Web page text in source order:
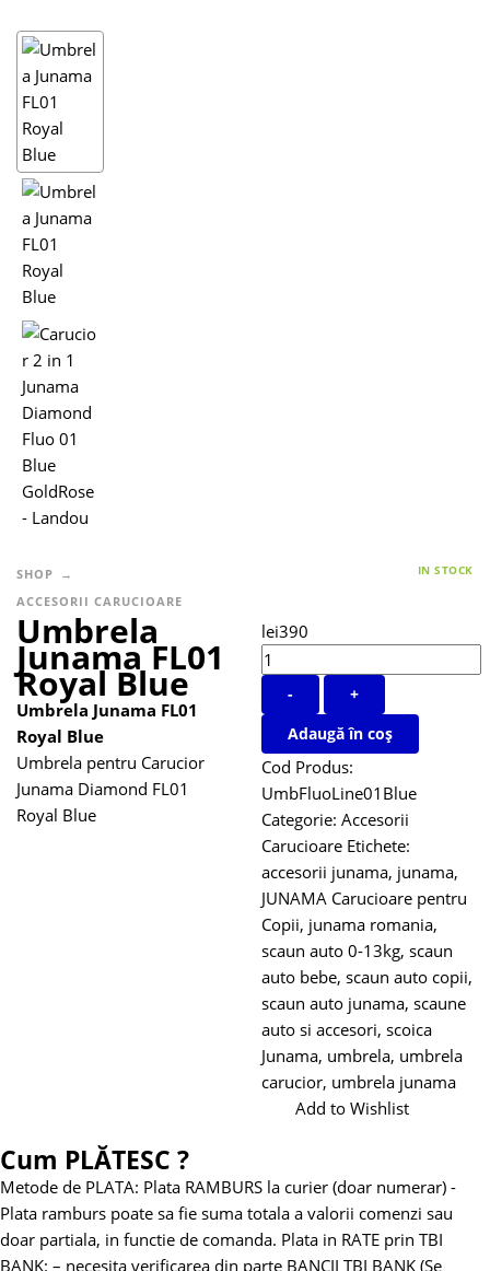
SHOP
ACCESORII CARUCIOARE
IN STOCK
Umbrela
Junama FL01
Royal Blue
Umbrela Junama FL01
Royal Blue
Umbrela pentru Carucior
Junama Diamond FL01
Royal Blue
lei390
-
+
Adaugă în coș
Cod Produs:
UmbFluoLine01Blue
Categorie: Accesorii
Carucioare Etichete:
accesorii junama, junama,
JUNAMA Carucioare pentru
Copii, junama romania,
scaun auto 0-13kg, scaun
auto bebe, scaun auto copii,
scaun auto junama, scaune
auto si accesori, scoica
Junama, umbrela, umbrela
carucior, umbrela junama
Add to Wishlist
Cum PLĂTESC ?
Metode de PLATA: Plata RAMBURS la curier (doar numerar) -
Plata ramburs poate sa fie suma totala a valorii comenzi sau
doar partiala, in functie de comanda. Plata in RATE prin TBI
BANK: – necesita verificarea din parte BANCII TBI BANK (Se